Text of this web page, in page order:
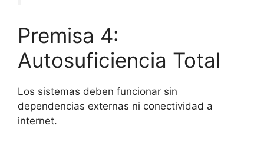
Premisa 4:
Autosuficiencia Total
Los sistemas deben funcionar sin
dependencias externas ni conectividad a
internet.